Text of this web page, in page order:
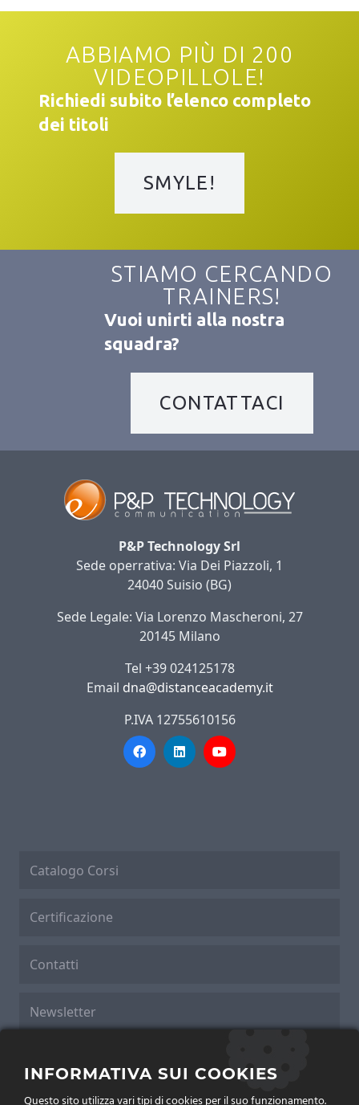
ABBIAMO PIÙ DI 200
VIDEOPILLOLE!
Richiedi subito l’elenco completo
dei titoli
SMYLE!
STIAMO CERCANDO
TRAINERS!
Vuoi unirti alla nostra
squadra?
CONTATTACI
P&P Technology Srl
Sede operrativa: Via Dei Piazzoli, 1
24040 Suisio (BG)
Sede Legale: Via Lorenzo Mascheroni, 27
20145 Milano
Tel +39 024125178
Email dna@distanceacademy.it
P.IVA 12755610156
Catalogo Corsi
Certificazione
Contatti
Newsletter
INFORMATIVA SUI COOKIES